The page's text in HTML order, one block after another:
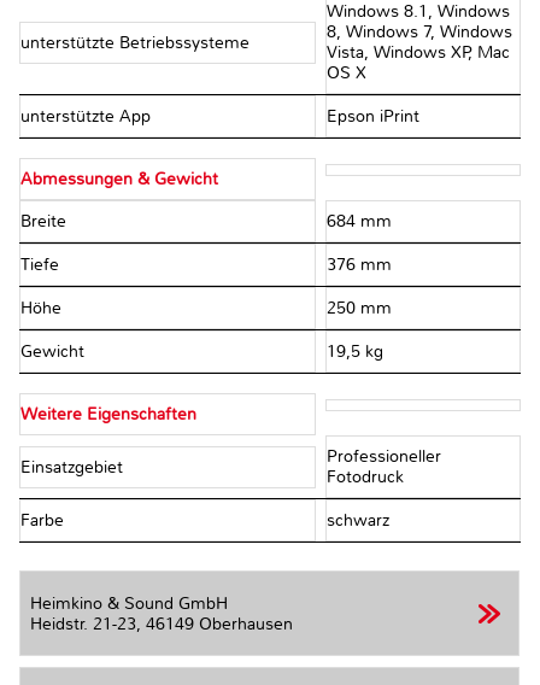
unterstützte Betriebssysteme
Windows 8.1, Windows
8, Windows 7, Windows
Vista, Windows XP, Mac
OS X
unterstützte App Epson iPrint
Abmessungen & Gewicht
Breite 684 mm
Tiefe 376 mm
Höhe 250 mm
Gewicht 19,5 kg
Weitere Eigenschaften
Einsatzgebiet
Professioneller
Fotodruck
Farbe schwarz
Heimkino & Sound GmbH
Heidstr. 21-23, 46149 Oberhausen